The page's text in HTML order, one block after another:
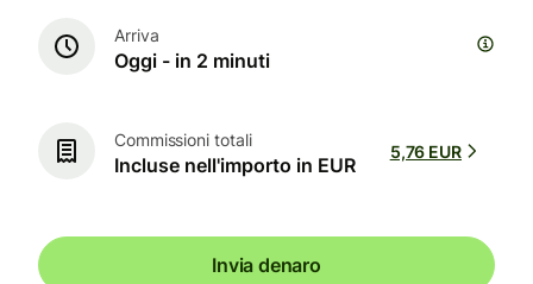
Arriva
Oggi - in 2 minuti
Commissioni totali
Incluse nell'importo in EUR
5,76 EUR
Invia denaro